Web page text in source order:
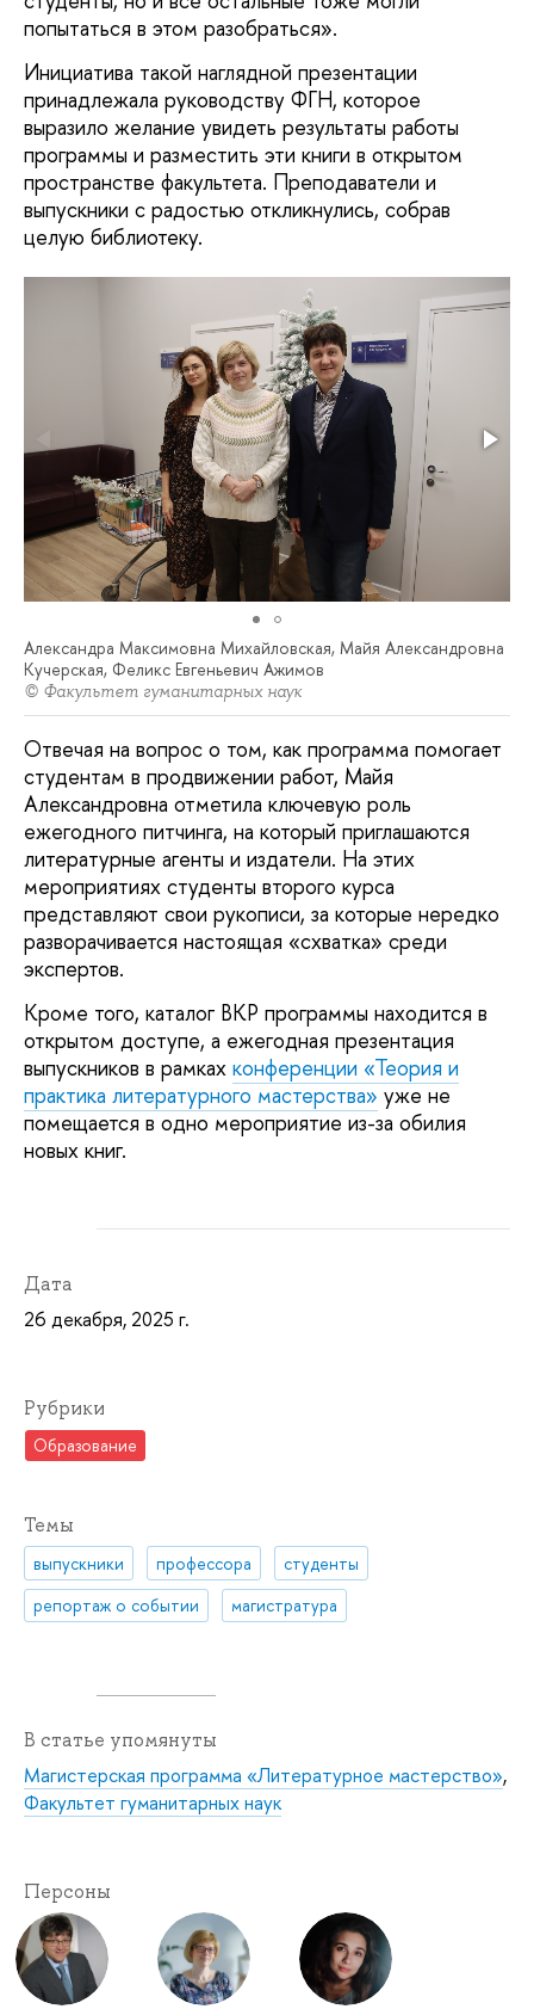
попытаться в этом разобраться».
Инициатива такой наглядной презентации
принадлежала руководству ФГН, которое
выразило желание увидеть результаты работы
программы и разместить эти книги в открытом
пространстве факультета. Преподаватели и
выпускники с радостью откликнулись, собрав
целую библиотеку.
Александра Максимовна Михайловская, Майя Александровна
Кучерская, Феликс Евгеньевич Ажимов
© Факультет гуманитарных наук
Отвечая на вопрос о том, как программа помогает
студентам в продвижении работ, Майя
Александровна отметила ключевую роль
ежегодного питчинга, на который приглашаются
литературные агенты и издатели. На этих
мероприятиях студенты второго курса
представляют свои рукописи, за которые нередко
разворачивается настоящая «схватка» среди
экспертов.
Кроме того, каталог ВКР программы находится в
открытом доступе, а ежегодная презентация
выпускников в рамках конференции «Теория и
практика литературного мастерства» уже не
помещается в одно мероприятие из-за обилия
новых книг.
Дата
26 декабря, 2025 г.
Рубрики
Образование
Темы
выпускники профессора
студенты
репортаж о событии
магистратура
В статье упомянуты
Магистерская программа «Литературное мастерство»,
Факультет гуманитарных наук
Персоны